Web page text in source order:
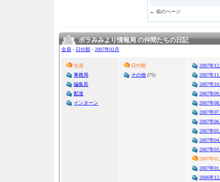
← 前のページ
ボラみみより情報局 の仲間たちの日記
全員 › 日付順 › 2007年02月
全員
事務局
編集長
配達
インターン
日付順
その他 (75)
2007年
2007年
2007年
2007年
2007年
2007年
2007年
2007年
2007年
2007年
2007年
2007年
2006年